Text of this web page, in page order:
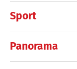
Sport
Panorama